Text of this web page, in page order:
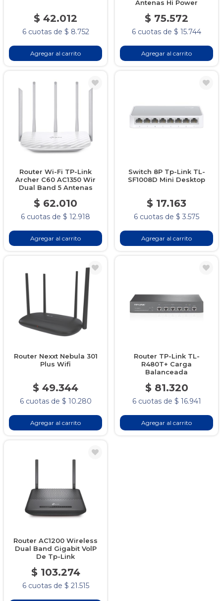
$ 42.012
6 cuotas de $ 8.752
Agregar al carrito
Antenas Hi Power
$ 75.572
6 cuotas de $ 15.744
Agregar al carrito
Router Wi-Fi TP-Link
Archer C60 AC1350 Wir
Dual Band 5 Antenas
$ 62.010
6 cuotas de $ 12.918
Agregar al carrito
Switch 8P Tp-Link TL-
SF1008D Mini Desktop
$ 17.163
6 cuotas de $ 3.575
Agregar al carrito
Router Nexxt Nebula 301
Plus Wifi
$ 49.344
6 cuotas de $ 10.280
Agregar al carrito
Router TP-Link TL-
R480T+ Carga
Balanceada
$ 81.320
6 cuotas de $ 16.941
Agregar al carrito
Router AC1200 Wireless
Dual Band Gigabit VolP
De Tp-Link
$ 103.274
6 cuotas de $ 21.515